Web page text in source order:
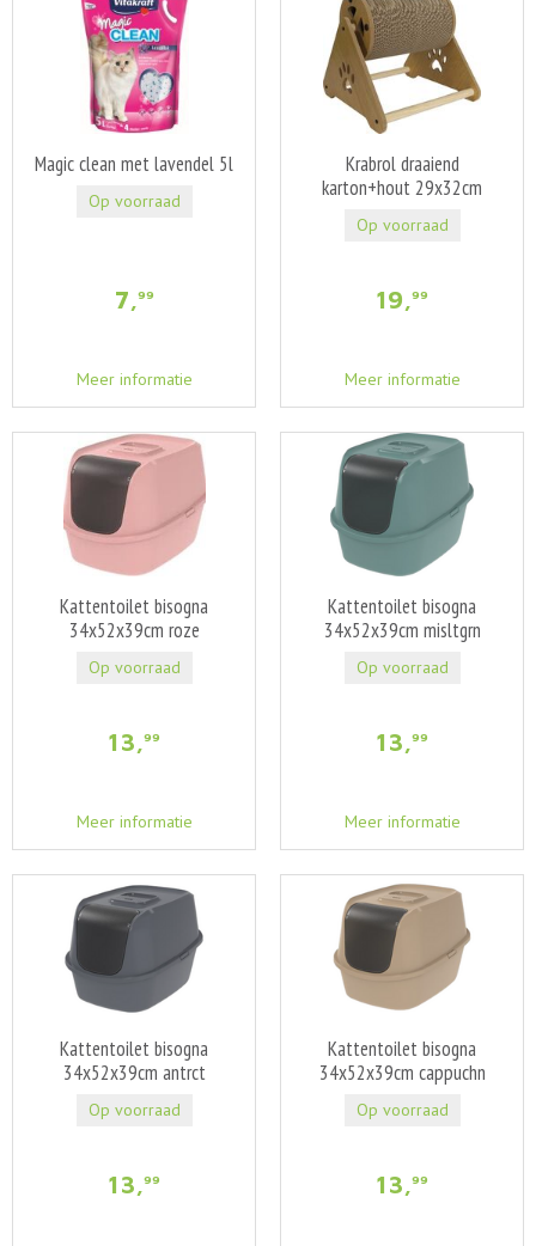
Magic clean met lavendel 5l
7,99
Meer informatie
Op voorraad
Krabrol draaiend
karton+hout 29x32cm
19,99
Meer informatie
Op voorraad
Kattentoilet bisogna
34x52x39cm roze
13,99
Meer informatie
Op voorraad
Kattentoilet bisogna
34x52x39cm misltgrn
13,99
Meer informatie
Op voorraad
Kattentoilet bisogna
34x52x39cm antrct
13,99
Op voorraad
Kattentoilet bisogna
34x52x39cm cappuchn
13,99
Op voorraad